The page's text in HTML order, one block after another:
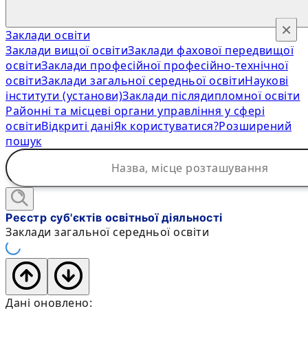
Заклади освіти
Заклади вищої освітиЗаклади фахової передвищої
освітиЗаклади професійної професійно-технічної
освітиЗаклади загальної середньої освітиНаукові
інститути (установи)Заклади післядипломної освіти
Районні та місцеві органи управління у сфері
освітиВідкриті даніЯк користуватися?Розширений
пошук
×
Реєстр суб'єктів освітньої діяльності
Заклади загальної середньої освіти
Дані оновлено: